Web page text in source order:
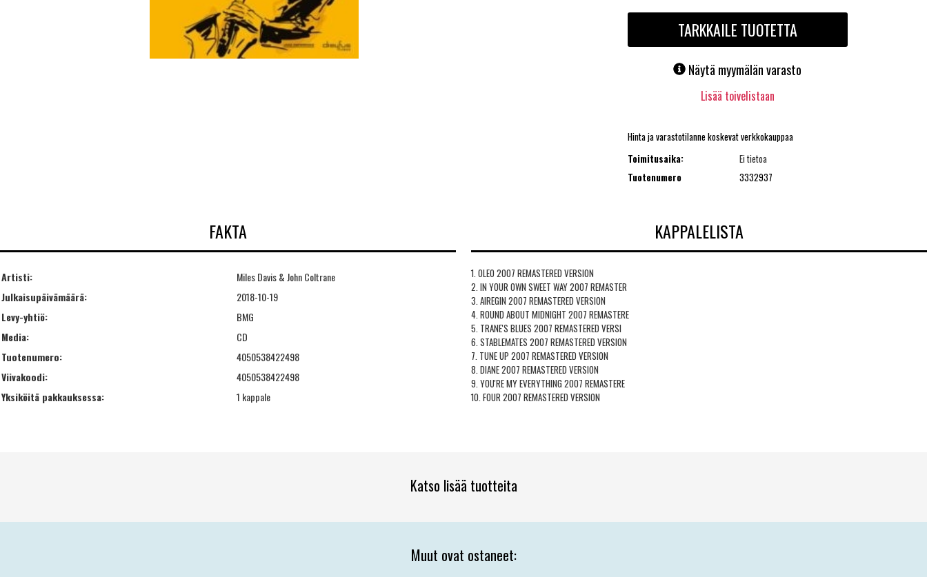
TARKKAILE TUOTETTA
Näytä myymälän varasto
Lisää toivelistaan
Hinta ja varastotilanne koskevat verkkokauppaa
Toimitusaika:
Ei tietoa
Tuotenumero
3332937
FAKTA
Artisti:
Miles Davis & John Coltrane
Julkaisupäivämäärä:
2018-10-19
Levy-yhtiö:
BMG
Media:
CD
Tuotenumero:
4050538422498
Viivakoodi:
4050538422498
Yksiköitä pakkauksessa:
1 kappale
KAPPALELISTA
1. OLEO 2007 REMASTERED VERSION
2. IN YOUR OWN SWEET WAY 2007 REMASTER
3. AIREGIN 2007 REMASTERED VERSION
4. ROUND ABOUT MIDNIGHT 2007 REMASTERE
5. TRANE'S BLUES 2007 REMASTERED VERSI
6. STABLEMATES 2007 REMASTERED VERSION
7. TUNE UP 2007 REMASTERED VERSION
8. DIANE 2007 REMASTERED VERSION
9. YOU'RE MY EVERYTHING 2007 REMASTERE
10. FOUR 2007 REMASTERED VERSION
Katso lisää tuotteita
Muut ovat ostaneet: